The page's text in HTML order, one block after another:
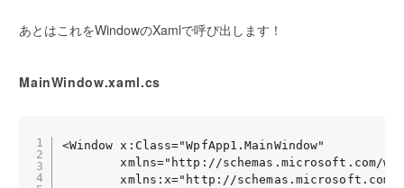
あとはこれをWindowのXamlで呼び出します！
MainWindow.xaml.cs
<Window x:Class="WpfApp1.MainWindow"
xmlns="http://schemas.microsoft.com/
xmlns:x="http://schemas.microsoft.com/